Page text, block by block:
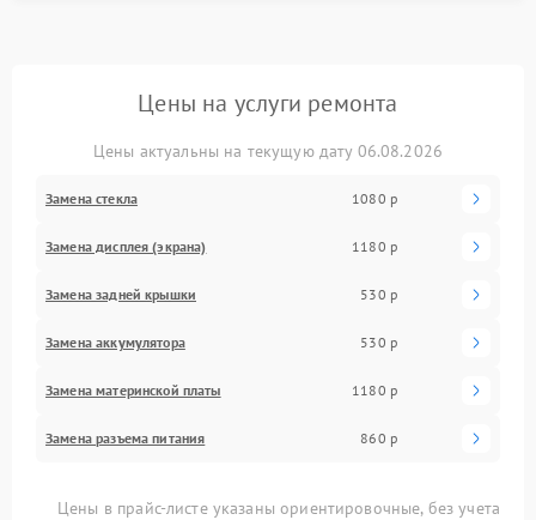
Цены на услуги ремонта
Цены актуальны на текущую дату 06.08.2026
Замена стекла 1080 р
Замена дисплея (экрана) 1180 р
Замена задней крышки 530 р
Замена аккумулятора 530 р
Замена материнской платы 1180 р
Замена разъема питания 860 р
Цены в прайс-листе указаны ориентировочные, без учета